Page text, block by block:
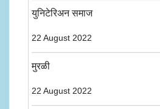
युनिटेरिअन समाज
22 August 2022
मुरळी
22 August 2022